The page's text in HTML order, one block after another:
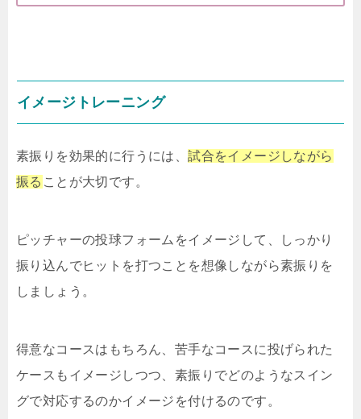
イメージトレーニング
素振りを効果的に行うには、試合をイメージしながら
振る ことが大切です。
ピッチャーの投球フォームをイメージして、しっかり
振り込んでヒットを打つことを想像しながら素振りを
しましょう。
得意なコースはもちろん、苦手なコースに投げられた
ケースもイメージしつつ、素振りでどのようなスイン
グで対応するのかイメージを付けるのです。